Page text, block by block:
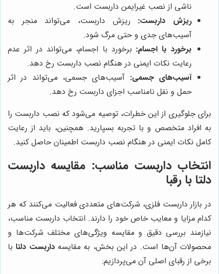
ناشی از نصب غیرایمن داربست است.
ریزش داربست: ریزش داربست، می‌تواند منجر به
آسیب‌های جدی و حتی مرگ شود.
برخورد با اجسام: برخورد با اجسام، می‌تواند در اثر عدم
رعایت نکات ایمنی در هنگام نصب داربست رخ دهد.
آسیب‌های جسمی: آسیب‌های جسمی، می‌تواند در اثر
حمل و نقل نامناسب اجزای داربست رخ دهد.
برای جلوگیری از این خطرات، توصیه می‌شود که نصب داربست را
به افراد متخصص و با تجربه بسپارید. همچنین، باید از رعایت
کامل نکات ایمنی در هنگام نصب داربست اطمینان حاصل کنید.
انتخاب داربست مناسب: مقایسه داربست
دلتا با رقبا
در بازار داربست فلزی، شرکت‌های متعددی فعالیت می‌کنند که هر
کدام مزایا و معایب خاص خود را دارند. انتخاب داربست مناسب،
نیازمند بررسی دقیق و مقایسه ویژگی‌های مختلف شرکت‌ها و
محصولات آن‌ها است. در این بخش، به مقایسهداربست دلتابا
برخی از رقبای اصلی آن می‌پردازیم: